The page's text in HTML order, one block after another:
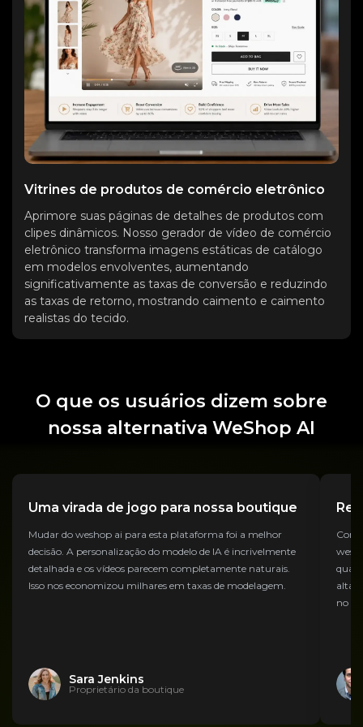
Vitrines de produtos de comércio eletrônico
Aprimore suas páginas de detalhes de produtos com
clipes dinâmicos. Nosso gerador de vídeo de comércio
eletrônico transforma imagens estáticas de catálogo
em modelos envolventes, aumentando
significativamente as taxas de conversão e reduzindo
as taxas de retorno, mostrando caimento e caimento
realistas do tecido.
O que os usuários dizem sobre
nossa alternativa WeShop AI
Uma virada de jogo para nossa boutique
Mudar do weshop ai para esta plataforma foi a melhor
decisão. A personalização do modelo de IA é incrivelmente
detalhada e os vídeos parecem completamente naturais.
Isso nos economizou milhares em taxas de modelagem.
Sara Jenkins
Proprietário da boutique
alta
no